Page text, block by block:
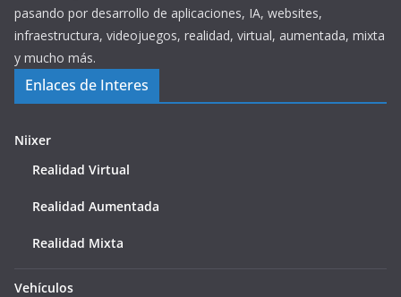
pasando por desarrollo de aplicaciones, IA, websites,
infraestructura, videojuegos, realidad, virtual, aumentada, mixta
y mucho más.
Enlaces de Interes
Niixer
Realidad Virtual
Realidad Aumentada
Realidad Mixta
Vehículos